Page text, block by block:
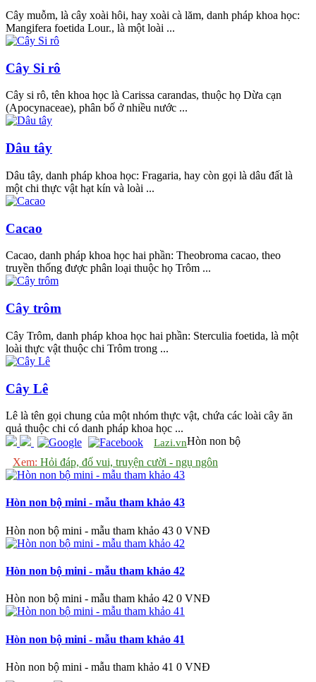
Cây muỗm, là cây xoài hôi, hay xoài cà lăm, danh pháp khoa học:
Mangifera foetida Lour., là một loài ...
Cây Si rô
Cây si rô, tên khoa học là Carissa carandas, thuộc họ Dừa cạn
(Apocynaceae), phân bố ở nhiều nước ...
Dâu tây
Dâu tây, danh pháp khoa học: Fragaria, hay còn gọi là dâu đất là
một chi thực vật hạt kín và loài ...
Cacao
Cacao, danh pháp khoa học hai phần: Theobroma cacao, theo
truyền thống được phân loại thuộc họ Trôm ...
Cây trôm
Cây Trôm, danh pháp khoa học hai phần: Sterculia foetida, là một
loài thực vật thuộc chi Trôm trong ...
Cây Lê
Lê là tên gọi chung của một nhóm thực vật, chứa các loài cây ăn
quả thuộc chi có danh pháp khoa học ...
Lazi.vn
Xem: Hỏi đáp, đố vui, truyện cười - ngụ ngôn
Hòn non bộ
Hòn non bộ mini - mẫu tham khảo 43
Hòn non bộ mini - mẫu tham khảo 43 0 VNĐ
Hòn non bộ mini - mẫu tham khảo 42
Hòn non bộ mini - mẫu tham khảo 42 0 VNĐ
Hòn non bộ mini - mẫu tham khảo 41
Hòn non bộ mini - mẫu tham khảo 41 0 VNĐ